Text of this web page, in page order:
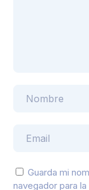
Guarda mi
navegador para